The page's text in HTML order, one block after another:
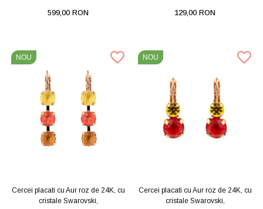
599,00 RON 129,00 RON
NOU
Cercei placati cu Aur roz de 24K, cu
cristale Swarovski,
NOU
Cercei placati cu Aur roz de 24K, cu
cristale Swarovski,